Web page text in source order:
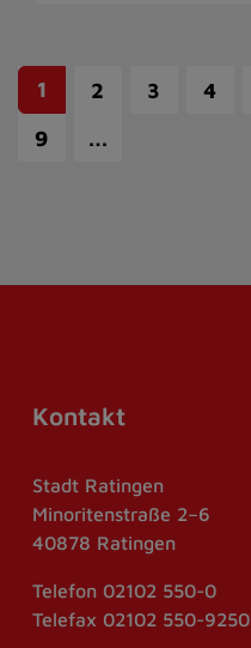
1 2 3 4
9
…
Kontakt
Stadt Ratingen
Minoritenstraße 2–6
40878 Ratingen
Telefon 02102 550-0
Telefax 02102 550-9250